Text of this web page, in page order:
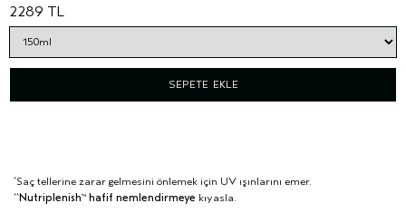
2289 TL
SEPETE EKLE
*Saç tellerine zarar gelmesini önlemek için UV ışınlarını emer.
**Nutriplenish™ hafif nemlendirmeye kıyasla.